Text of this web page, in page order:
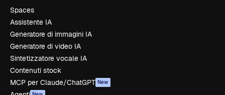
Spaces
Assistente IA
Generatore di immagini IA
Generatore di video IA
Sintetizzatore vocale IA
Contenuti stock
MCP per Claude/ChatGPT New